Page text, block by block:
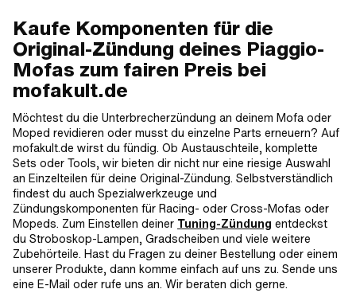
Kaufe Komponenten für die
Original-Zündung deines Piaggio-
Mofas zum fairen Preis bei
mofakult.de
Möchtest du die Unterbrecherzündung an deinem Mofa oder
Moped revidieren oder musst du einzelne Parts erneuern? Auf
mofakult.de wirst du fündig. Ob Austauschteile, komplette
Sets oder Tools, wir bieten dir nicht nur eine riesige Auswahl
an Einzelteilen für deine Original-Zündung. Selbstverständlich
findest du auch Spezialwerkzeuge und
Zündungskomponenten für Racing- oder Cross-Mofas oder
Mopeds. Zum Einstellen deiner Tuning-Zündung entdeckst
du Stroboskop-Lampen, Gradscheiben und viele weitere
Zubehörteile. Hast du Fragen zu deiner Bestellung oder einem
unserer Produkte, dann komme einfach auf uns zu. Sende uns
eine E-Mail oder rufe uns an. Wir beraten dich gerne.